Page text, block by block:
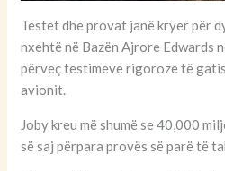
Testet dhe provat janë kryer për
nxehtë në Bazën Ajrore Edwards
përveç testimeve rigoroze të
avionit.
Joby kreu më shumë se 40,000
së saj përpara provës së parë të